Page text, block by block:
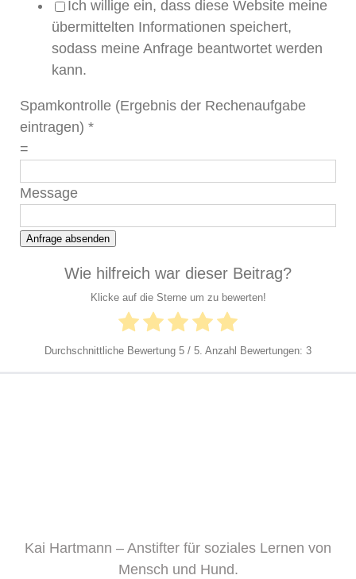
Ich willige ein, dass diese Website meine
übermittelten Informationen speichert,
sodass meine Anfrage beantwortet werden
kann.
Spamkontrolle (Ergebnis der Rechenaufgabe
eintragen) *
=
Message
Anfrage absenden
Wie hilfreich war dieser Beitrag?
Klicke auf die Sterne um zu bewerten!
Durchschnittliche Bewertung 5 / 5. Anzahl Bewertungen: 3
Kai Hartmann – Anstifter für soziales Lernen von
Mensch und Hund.